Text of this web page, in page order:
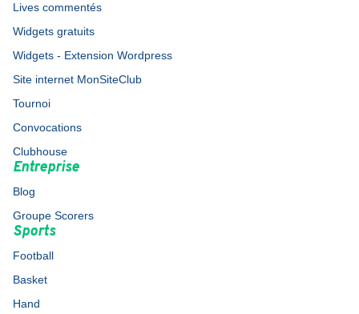
Lives commentés
Widgets gratuits
Widgets - Extension Wordpress
Site internet MonSiteClub
Tournoi
Convocations
Clubhouse
Entreprise
Blog
Groupe Scorers
Sports
Football
Basket
Hand